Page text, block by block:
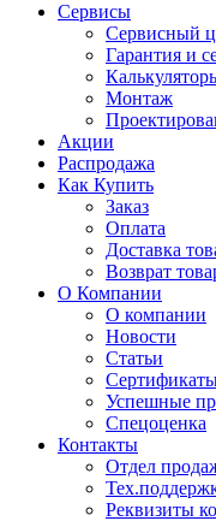
Сервисы
Сервисный
Гарантия и
Монтаж
Акции
Распродажа
Как Купить
Заказ
Оплата
Доставка
Возврат
О Компании
О компании
Новости
Статьи
Успешные
Спецоценка
Контакты
Отдел
Реквизиты